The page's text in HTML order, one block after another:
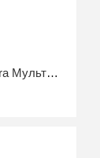
Рюкзак переноса оружия Navigara Мультикам